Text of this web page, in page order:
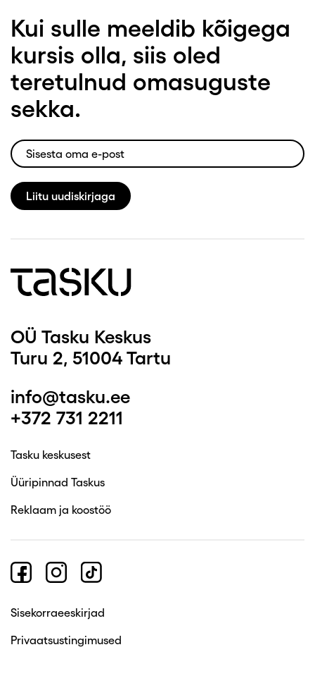
Kui sulle meeldib kõigega
kursis olla, siis oled
teretulnud omasuguste
sekka.
Liitu uudiskirjaga
OÜ Tasku Keskus
Turu 2, 51004 Tartu
info@tasku.ee
+372 731 2211
Tasku keskusest
Üüripinnad Taskus
Reklaam ja koostöö
Sisekorraeeskirjad
Privaatsustingimused